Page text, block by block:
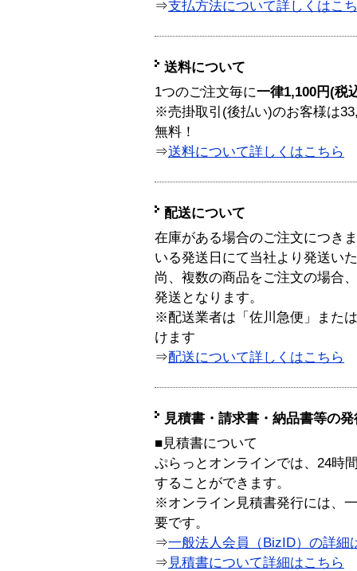
⇒支払方法について詳しくはこ
送料について
1つのご注文毎に一律1,100円(税
※売掛取引(後払い)のお客様は
無料！
⇒送料について詳しくはこちら
配送について
在庫がある場合のご注文につき
いる発送日にて当社より発送い
尚、複数の商品をご注文の場合
発送となります。
※配送業者は「佐川急便」また
けます
⇒配送について詳しくはこちら
見積書・請求書・納品書等の
■見積書について
ぷらっとオンラインでは、24時
することができます。
※オンライン見積書発行には、
要です。
⇒一般法人会員（BizID）の詳細
⇒ 見積書について詳細はこちら